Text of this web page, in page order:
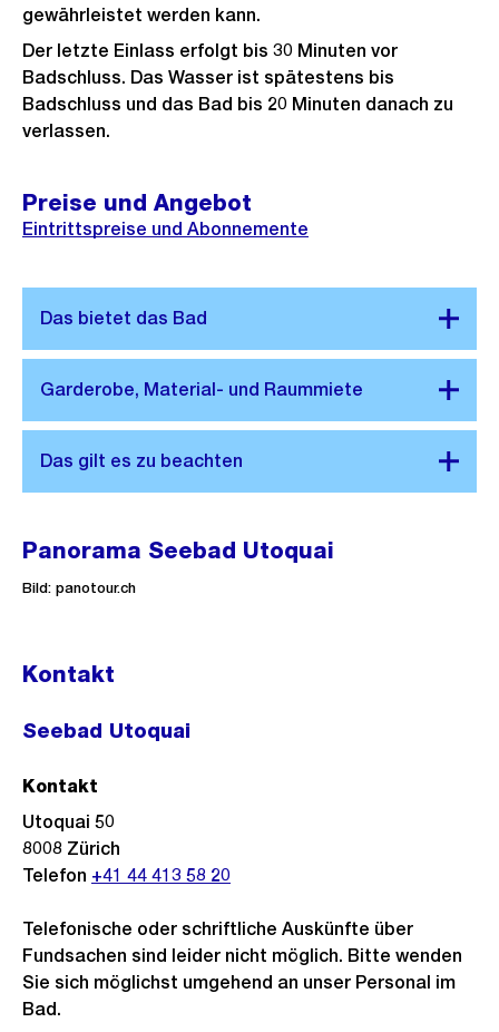
gewährleistet werden kann.
Der letzte Einlass erfolgt bis 30 Minuten vor
Badschluss. Das Wasser ist spätestens bis
Badschluss und das Bad bis 20 Minuten danach zu
verlassen.
Preise und Angebot
Eintrittspreise und Abonnemente
Panorama Seebad Utoquai
Bild: panotour.ch
Kontakt
Seebad Utoquai
Telefonische oder schriftliche Auskünfte über
Fundsachen sind leider nicht möglich. Bitte wenden
Sie sich möglichst umgehend an unser Personal im
Bad.
Kontakt
Utoquai 50
8008 Zürich
Telefon +41 44 413 58 20